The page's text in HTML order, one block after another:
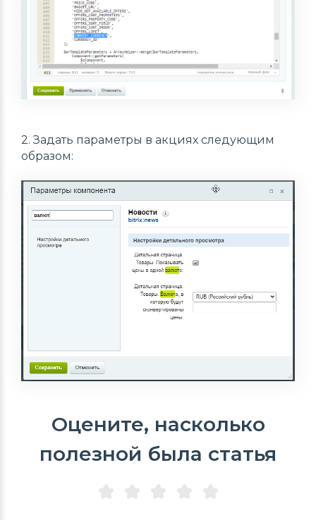
2. Задать параметры в акциях следующим
образом:
Оцените, насколько
полезной была статья